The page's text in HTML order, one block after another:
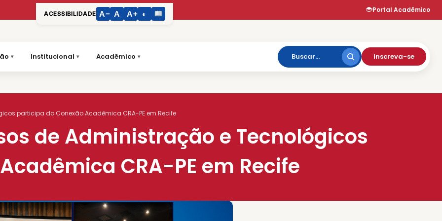
ACESSIBILIDADE A− A A+ ◐ Portal Acadêmico
Institucional Acadêmico Inscreva-se
participa do Conexão Acadêmica CRA-PE em Recife
de Administração e Tecnológicos
CRA-PE em Recife